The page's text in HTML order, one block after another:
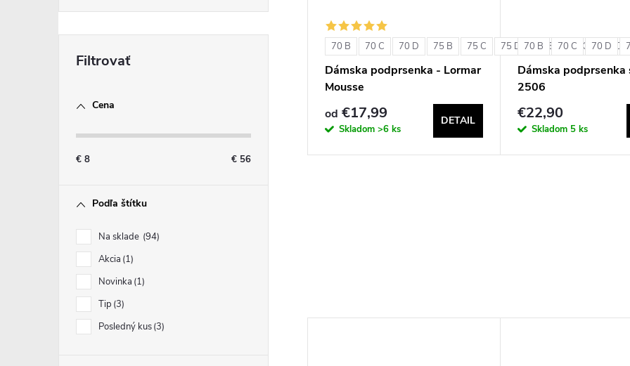
Cena
€ 8 € 56
Podľa štítku
Na sklade 94
Akcia 1
Novinka 1
Tip 3
Posledný kus 3
70 B 70 C 70 D 75 B 75 C 75 D 80 B 80 C 80 D
Dámska podprsenka - Lormar
Mousse
od €17,99
Skladom >6 ks
DETAIL
70 B 70 C 70 D
Dámska podprsenka
2506
€22,90
Skladom 5 ks